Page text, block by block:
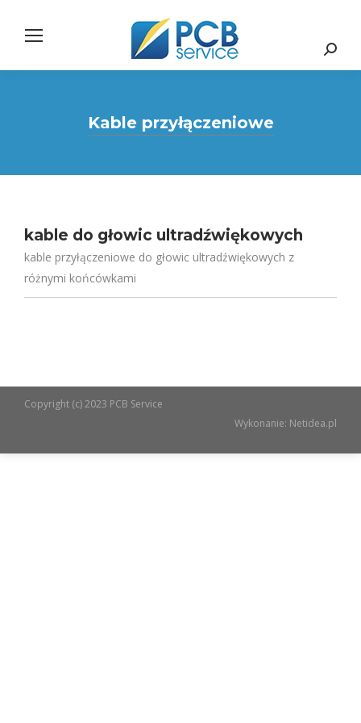
Search:
Kable przyłączeniowe
kable do głowic ultradźwiękowych
kable przyłączeniowe do głowic ultradźwiękowych z
różnymi końcówkami
Copyright (c) 2023 PCB Service
Wykonanie: Netidea.pl